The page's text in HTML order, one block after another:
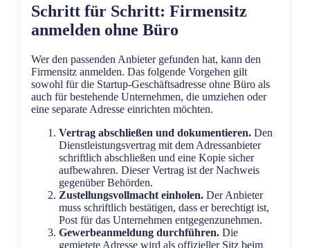
Schritt für Schritt: Firmensitz
anmelden ohne Büro
Wer den passenden Anbieter gefunden hat, kann den
Firmensitz anmelden. Das folgende Vorgehen gilt
sowohl für die Startup-Geschäftsadresse ohne Büro als
auch für bestehende Unternehmen, die umziehen oder
eine separate Adresse einrichten möchten.
Vertrag abschließen und dokumentieren. Den
Dienstleistungsvertrag mit dem Adressanbieter
schriftlich abschließen und eine Kopie sicher
aufbewahren. Dieser Vertrag ist der Nachweis
gegenüber Behörden.
Zustellungsvollmacht einholen. Der Anbieter
muss schriftlich bestätigen, dass er berechtigt ist,
Post für das Unternehmen entgegenzunehmen.
Gewerbeanmeldung durchführen. Die
gemietete Adresse wird als offizieller Sitz beim